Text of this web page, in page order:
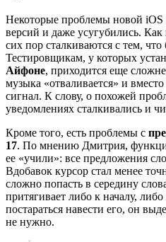
Некоторые проблемы новой
версий и даже усугубились. Как
сих пор сталкиваются с тем, что
Тестировщикам, у которых
Айфоне, приходится еще
музыка «отваливается» и
сигнал. К слову, о похожей
уведомлениях сталкивались и
Кроме того, есть проблемы с
17. По мнению Дмитрия,
ее «учили»: все предложения
Вдобавок курсор стал менее
сложно попасть в середину
притягивает либо к началу,
постараться навести его, он
не нужно.